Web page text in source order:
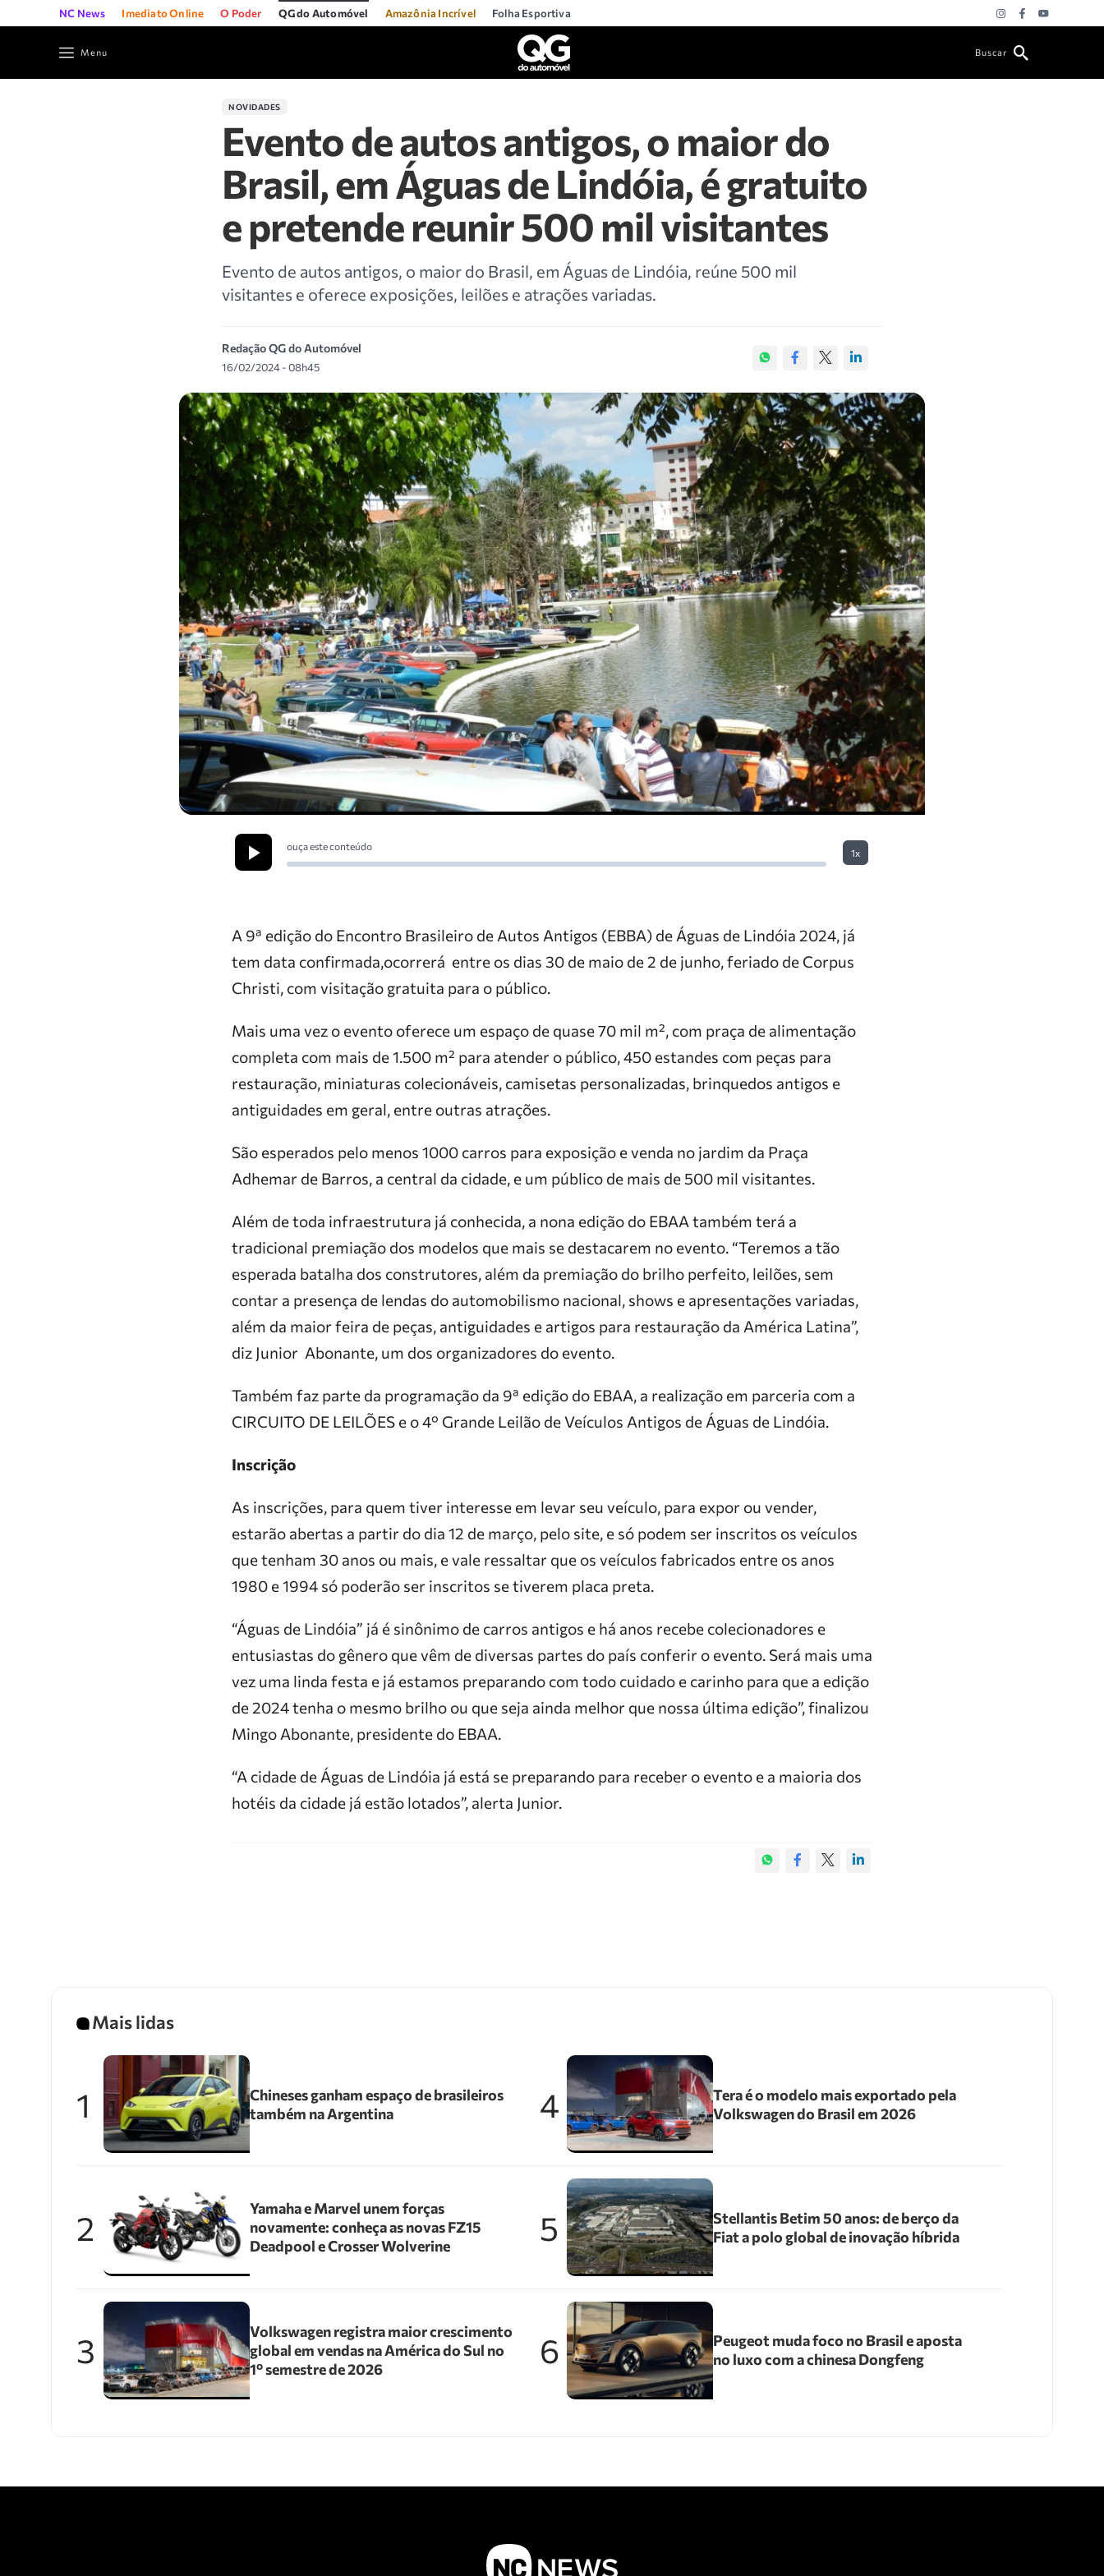
NC News Imediato Online O Poder QG do Automóvel Amazônia Incrível Folha Esportiva
Menu Buscar
NOVIDADES
Evento de autos antigos, o maior do
Brasil, em Águas de Lindóia, é gratuito
e pretende reunir 500 mil visitantes
Evento de autos antigos, o maior do Brasil, em Águas de Lindóia, reúne 500 mil
visitantes e oferece exposições, leilões e atrações variadas.
Redação QG do Automóvel
16/02/2024 - 08h45
ouça este conteúdo
1x
A 9ª edição do Encontro Brasileiro de Autos Antigos (EBBA) de Águas de Lindóia 2024, já
tem data confirmada,ocorrerá entre os dias 30 de maio de 2 de junho, feriado de Corpus
Christi, com visitação gratuita para o público.
Mais uma vez o evento oferece um espaço de quase 70 mil m², com praça de alimentação
completa com mais de 1.500 m² para atender o público, 450 estandes com peças para
restauração, miniaturas colecionáveis, camisetas personalizadas, brinquedos antigos e
antiguidades em geral, entre outras atrações.
São esperados pelo menos 1000 carros para exposição e venda no jardim da Praça
Adhemar de Barros, a central da cidade, e um público de mais de 500 mil visitantes.
Além de toda infraestrutura já conhecida, a nona edição do EBAA também terá a
tradicional premiação dos modelos que mais se destacarem no evento. “Teremos a tão
esperada batalha dos construtores, além da premiação do brilho perfeito, leilões, sem
contar a presença de lendas do automobilismo nacional, shows e apresentações variadas,
além da maior feira de peças, antiguidades e artigos para restauração da América Latina”,
diz Junior Abonante, um dos organizadores do evento.
Também faz parte da programação da 9ª edição do EBAA, a realização em parceria com a
CIRCUITO DE LEILÕES e o 4º Grande Leilão de Veículos Antigos de Águas de Lindóia.
Inscrição
As inscrições, para quem tiver interesse em levar seu veículo, para expor ou vender,
estarão abertas a partir do dia 12 de março, pelo site, e só podem ser inscritos os veículos
que tenham 30 anos ou mais, e vale ressaltar que os veículos fabricados entre os anos
1980 e 1994 só poderão ser inscritos se tiverem placa preta.
“Águas de Lindóia” já é sinônimo de carros antigos e há anos recebe colecionadores e
entusiastas do gênero que vêm de diversas partes do país conferir o evento. Será mais uma
vez uma linda festa e já estamos preparando com todo cuidado e carinho para que a edição
de 2024 tenha o mesmo brilho ou que seja ainda melhor que nossa última edição”, finalizou
Mingo Abonante, presidente do EBAA.
“A cidade de Águas de Lindóia já está se preparando para receber o evento e a maioria dos
hotéis da cidade já estão lotados”, alerta Junior.
Mais lidas
1
Chineses ganham espaço de brasileiros
também na Argentina
2
Yamaha e Marvel unem forças
novamente: conheça as novas FZ15
Deadpool e Crosser Wolverine
3
Volkswagen registra maior crescimento
global em vendas na América do Sul no
1º semestre de 2026
4
Tera é o modelo mais exportado pela
Volkswagen do Brasil em 2026
5
Stellantis Betim 50 anos: de berço da
Fiat a polo global de inovação híbrida
6
Peugeot muda foco no Brasil e aposta
no luxo com a chinesa Dongfeng